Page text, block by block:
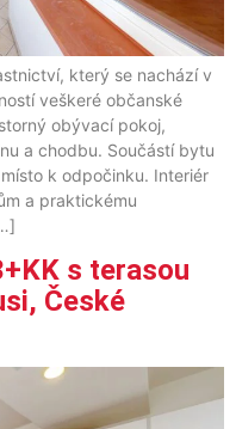
který se nachází v
veškeré občanské
obývací pokoj,
a chodbu. Součástí bytu
k odpočinku. Interiér
a praktickému
s terasou
České